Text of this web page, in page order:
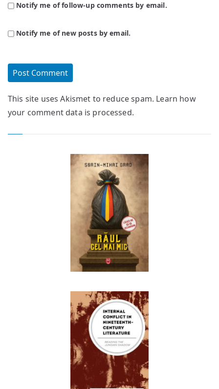
Notify me of follow-up comments by email.
Notify me of new posts by email.
This site uses Akismet to reduce spam. Learn how
your comment data is processed.